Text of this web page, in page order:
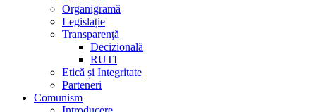
Organigramă
Legislație
Transparenţă
Decizională
RUTI
Etică și Integritate
Parteneri
Comunism